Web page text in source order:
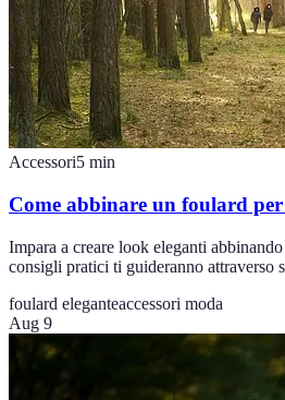
Accessori5 min
Come abbinare un foulard
Impara a creare look eleganti
consigli pratici ti guideranno attraverso
foulard eleganteaccessori moda
Aug 9